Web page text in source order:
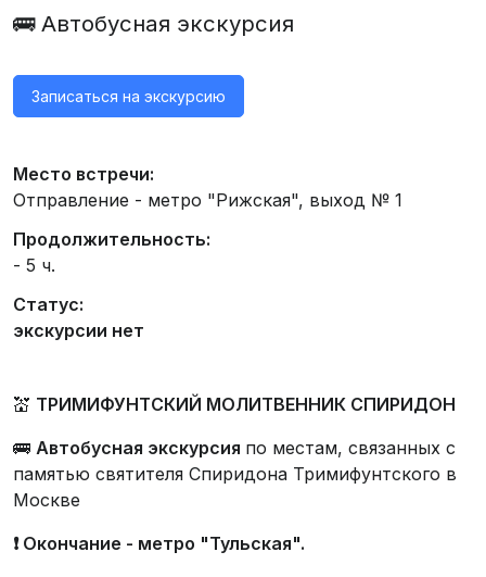
🚌 Автобусная экскурсия
Записаться на экскурсию
Место встречи:
Отправление - метро "Рижская", выход № 1
Продолжительность:
- 5 ч.
Статус:
экскурсии нет
💒 ТРИМИФУНТСКИЙ МОЛИТВЕННИК СПИРИДОН
🚌 Автобусная экскурсия по местам, связанных с
памятью святителя Спиридона Тримифунтского в
Москве
❗️ Окончание - метро "Тульская".